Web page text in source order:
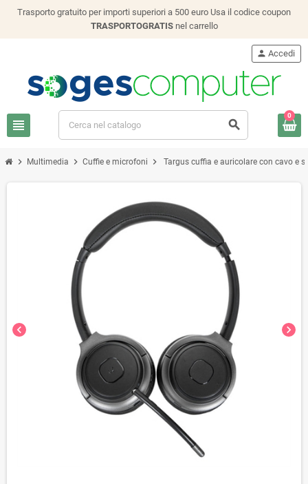
Trasporto gratuito per importi superiori a 500 euro Usa il codice coupon
TRASPORTOGRATISnel carrello
view_headline search
person Accedi
0
chevron_right Multimedia chevron_right Cuffie e microfoni chevron_right Targus cuffia e auricolare con cavo e
chevron_left chevron_right